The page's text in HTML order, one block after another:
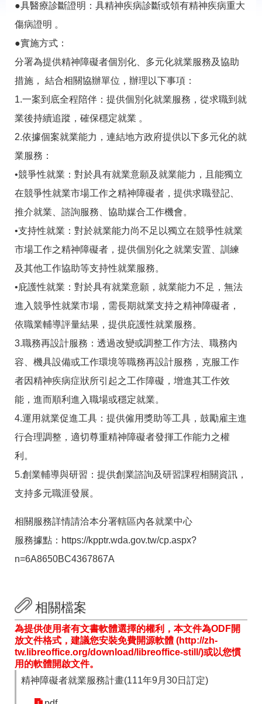
站
導
覽
首
頁
English
意
信
箱
見
問
答
語
詞
彙
隱
私
權
及
訊
安
全
政
政
府
網
站
料
開
放
宣
聯
絡
資
●具醫療診斷證明：具精神疾病診斷或領有精神疾病重大
傷病證明 。
●實施方式：
分署為提供精神障礙者個別化、多元化就業服務及協助
措施， 結合相關協辦單位，辦理以下事項：
1.一案到底全程陪伴：提供個別化就業服務，從求職到就
業後持續追蹤，確保穩定就業 。
2.依據個案就業能力，連結地方政府提供以下多元化的就
業服務：
•競爭性就業：對於具有就業意願及就業能力，且能獨立
在競爭性就業市場工作之精神障礙者，提供求職登記、
推介就業、諮詢服務、協助媒合工作機會。
•支持性就業：對於就業能力尚不足以獨立在競爭性就業
市場工作之精神障礙者，提供個別化之就業安置、訓練
及其他工作協助等支持性就業服務。
•庇護性就業：對於具有就業意願，就業能力不足，無法
進入競爭性就業市場，需長期就業支持之精神障礙者，
依職業輔導評量結果，提供庇護性就業服務。
3.職務再設計服務：透過改變或調整工作方法、職務內
容、機具設備或工作環境等職務再設計服務，克服工作
者因精神疾病症狀所引起之工作障礙，增進其工作效
能，進而順利進入職場或穩定就業。
4.運用就業促進工具：提供僱用獎助等工具，鼓勵雇主進
行合理調整，適切尊重精神障礙者發揮工作能力之權
利。
5.創業輔導與研習：提供創業諮詢及研習課程相關資訊，
支持多元職涯發展。
相關服務詳情請洽本分署轄區內各就業中心
服務據點：https://kpptr.wda.gov.tw/cp.aspx?
n=6A8650BC4367867A
相關檔案
為提供使用者有文書軟體選擇的權利，本文件為ODF開
放文件格式，建議您安裝免費開源軟體 (http://zh-
tw.libreoffice.org/download/libreoffice-still/)或以您慣
用的軟體開啟文件。
精神障礙者就業服務計畫(111年9月30日訂定)